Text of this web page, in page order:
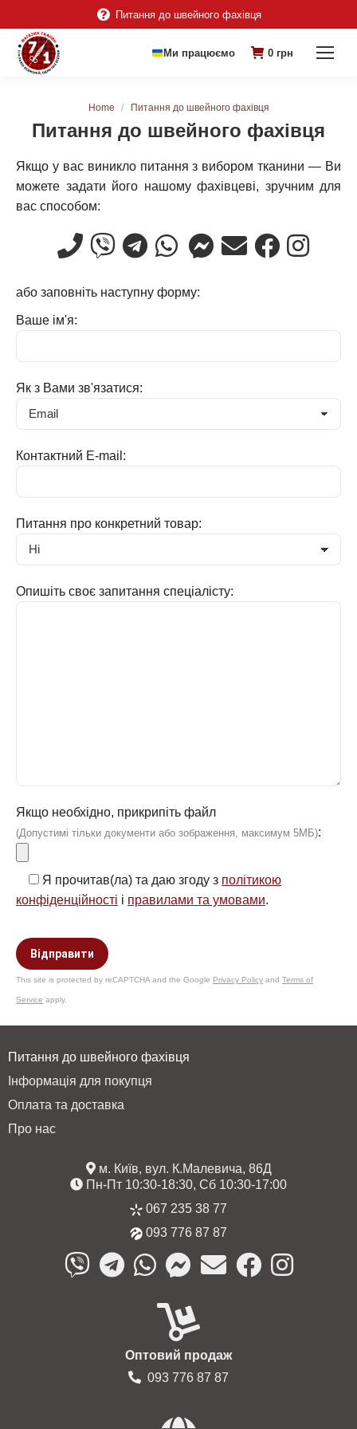
Питання до швейного фахівця
Ми працюємо 0 грн
Питання до швейного фахівця
You are here:
Home Питання до швейного фахівця
Якщо у вас виникло питання з вибором тканини — Ви
можете задати його нашому фахівцеві, зручним для
вас способом:
або заповніть наступну форму:
Ваше ім'я:
Як з Вами зв'язатися:
Контактний E-mail:
Питання про конкретний товар:
Опишіть своє запитання спеціалісту:
Якщо необхідно, прикрипіть файл
(Допустимі тільки документи або зображення, максимум 5МБ):
Я прочитав(ла) та даю згоду з політикою
конфіденційності і правилами та умовами.
This site is protected by reCAPTCHA and the Google Privacy Policy and Terms of
Service apply.
Питання до швейного фахівця
Інформація для покупця
Оплата та доставка
Про нас
м. Київ, вул. К.Малевича, 86Д
Пн-Пт 10:30-18:30, Сб 10:30-17:00
067 235 38 77
093 776 87 87
Оптовий продаж
093 776 87 87